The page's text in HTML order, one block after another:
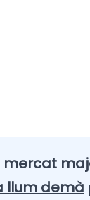
mercat
llum demà